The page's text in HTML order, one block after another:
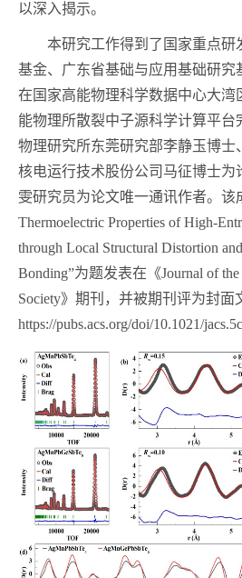
以深入揭示。
本研究工作得到了国家重点研
基金、广东省基础与应用基础研究
在国家高能物理科学数据中心大湾
能物理所散裂中子源科学计算平台
物理研究所东莞研究部李静玉博士
核电运行技术股份公司马征博士为
雯研究员为论文唯一通讯作者。该
Thermoelectric Properties of High-
through Local Structural Distortion
Bonding”为题发表在《Journal of
Society》期刊，并被期刊评为封面
https://pubs.acs.org/doi/10.1021/